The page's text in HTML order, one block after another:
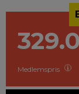
Medlemspris